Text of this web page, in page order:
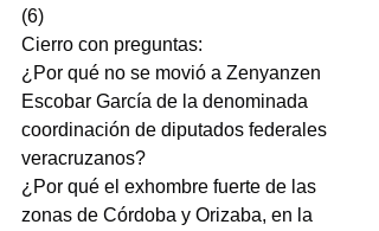
(6)
Cierro con preguntas:
¿Por qué no se movió a Zenyanzen
Escobar García de la denominada
coordinación de diputados federales
veracruzanos?
¿Por qué el exhombre fuerte de las
zonas de Córdoba y Orizaba, en la